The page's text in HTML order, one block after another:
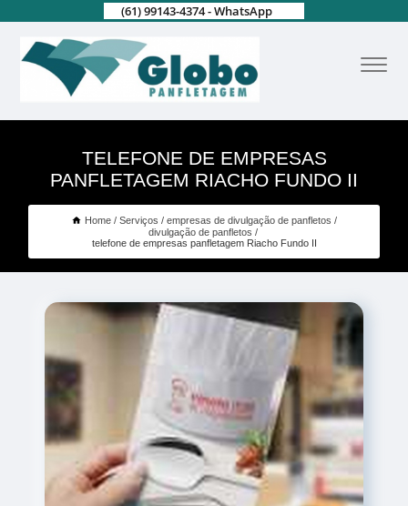
(61) 99143-4374 - WhatsApp
TELEFONE DE EMPRESAS
PANFLETAGEM RIACHO FUNDO II
Home Serviços
empresas de divulgação de panfletos
divulgação de panfletos
telefone de empresas panfletagem Riacho Fundo II